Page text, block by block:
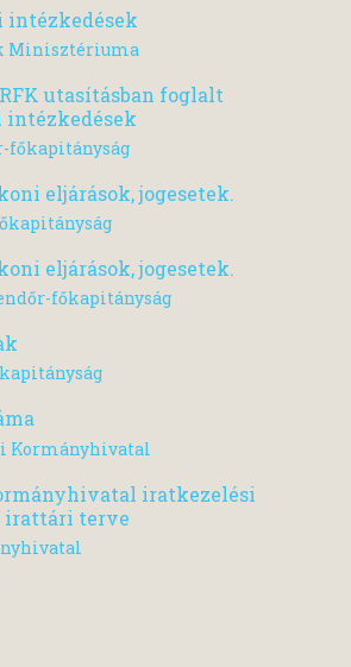
intézkedések
Minisztériuma
utasításban foglalt
főkapitányság
eljárások, jogesetek.
eljárások, jogesetek.
főkapitányság
Kormányhivatal
iratkezelési
irattári terve